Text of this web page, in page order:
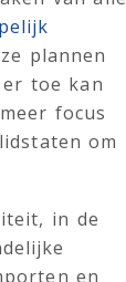
plannen
toe kan
focus
om
in de
en